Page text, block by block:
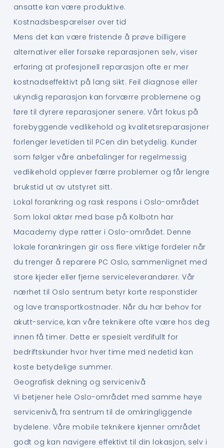
ansatte kan være produktive.
Kostnadsbesparelser over tid
Mens det kan være fristende å prøve billigere
alternativer eller forsøke reparasjonen selv, viser
erfaring at profesjonell reparasjon ofte er mer
kostnadseffektivt på lang sikt. Feil diagnose eller
ukyndig reparasjon kan forværre problemene og
føre til dyrere reparasjoner senere. Vårt fokus på
forebyggende vedlikehold og kvalitetsreparasjoner
forlenger levetiden til PCen din betydelig. Kunder
som følger våre anbefalinger for regelmessig
vedlikehold opplever færre problemer og får lengre
brukstid ut av utstyret sitt.
Lokal forankring og rask respons i Oslo-området
Som lokal aktør med base på Kolbotn har
Macademy dype røtter i Oslo-området. Denne
lokale forankringen gir oss flere viktige fordeler når
du trenger å reparere PC Oslo, sammenlignet med
store kjeder eller fjerne serviceleverandører. Vår
nærhet til Oslo sentrum betyr korte responstider
og lave transportkostnader. Når du har behov for
akutt-service, kan våre teknikere ofte være hos deg
innen få timer. Dette er spesielt verdifullt for
bedriftskunder hvor hver time med nedetid kan
koste betydelige summer.
Geografisk dekning og servicenivå
Vi betjener hele Oslo-området med samme høye
servicenivå, fra sentrum til de omkringliggende
bydelene. Våre mobile teknikere kjenner området
godt og kan navigere effektivt til din lokasjon, selv i